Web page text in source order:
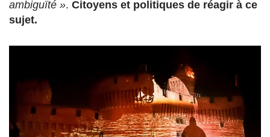
ambiguïté ». Citoyens et politiques de réagir à ce
sujet.